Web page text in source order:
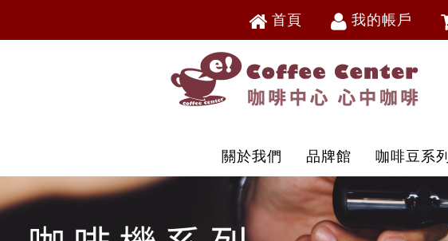
首頁 我的帳戶
忘記密碼
加入會員
VIP申請
關於我們 品牌館 咖啡豆系列